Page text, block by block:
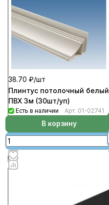
38.70 ₽/шт
Плинтус потолочный белый
ПВХ 3м (30шт/уп)
Есть в наличии Арт. 01-02741
В корзину